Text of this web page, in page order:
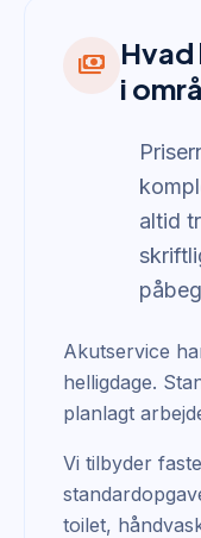
payments
i
altid
Akutservice
helligdage.
planlagt
Vi tilbyder
toilet,